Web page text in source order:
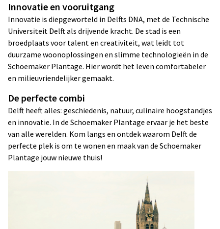
Innovatie en vooruitgang
Innovatie is diepgeworteld in Delfts DNA, met de Technische
Universiteit Delft als drijvende kracht. De stad is een
broedplaats voor talent en creativiteit, wat leidt tot
duurzame woonoplossingen en slimme technologieën in de
Schoemaker Plantage. Hier wordt het leven comfortabeler
en milieuvriendelijker gemaakt.
De perfecte combi
Delft heeft alles: geschiedenis, natuur, culinaire hoogstandjes
en innovatie. In de Schoemaker Plantage ervaar je het beste
van alle werelden. Kom langs en ontdek waarom Delft de
perfecte plek is om te wonen en maak van de Schoemaker
Plantage jouw nieuwe thuis!